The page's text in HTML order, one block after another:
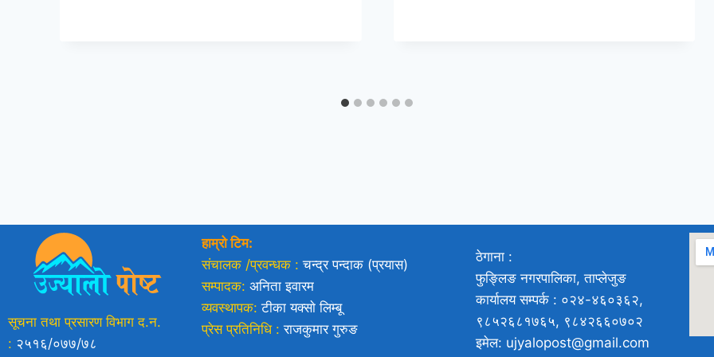
सूचना तथा प्रसारण विभाग द.न.
: २५१६/०७७/७८
हाम्रो टिम:
संचालक /प्रवन्धक : चन्द्र पन्दाक (प्रयास)
सम्पादक: अनिता इवारम
व्यवस्थापक: टीका यक्साे लिम्बू
प्रेस प्रतिनिधि : राजकुमार गुरुङ
ठेगाना :
फुङ्लिङ नगरपालिका, ताप्लेजुङ
कार्यालय सम्पर्क : ०२४-४६०३६२,
९८५२६८१७६५, ९८४२६६०७०२
इमेल: ujyalopost@gmail.com